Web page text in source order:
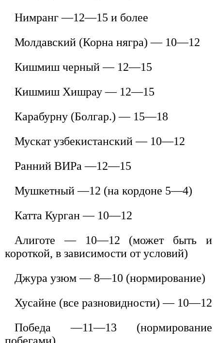
Нимранг —12—15 и более
Молдавский (Корна нягра) — 10—12
Кишмиш черный — 12—15
Кишмиш Хишрау — 12—15
Карабурну (Болгар.) — 15—18
Мускат узбекистанский — 10—12
Ранний ВИРа —12—15
Мушкетный —12 (на кордоне 5—4)
Катта Курган — 10—12
Алиготе — 10—12 (может быть и
короткой, в зависимости от условий)
Джура узюм — 8—10 (нормирование)
Хусайне (все разновидности) — 10—12
Победа —11—13 (нормирование